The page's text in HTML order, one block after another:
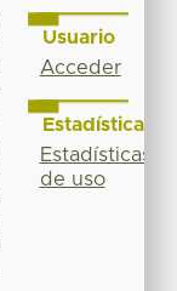
Usuario
Acceder
Estadísticas
Estadísticas
de uso